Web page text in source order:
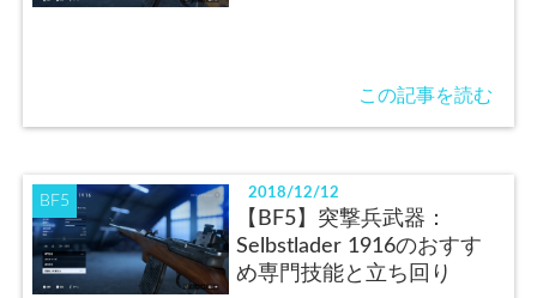
この記事を読む
BF5 2018/12/12
【BF5】突撃兵武器：
Selbstlader 1916のおすす
め専門技能と立ち回り